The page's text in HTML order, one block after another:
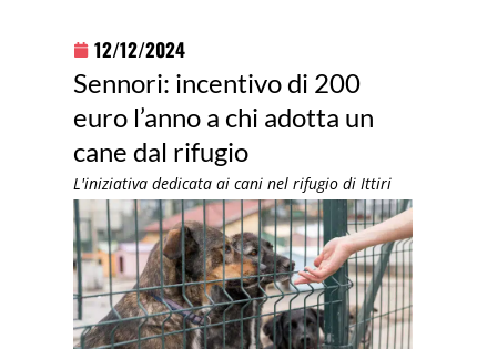
12/12/2024
Sennori: incentivo di 200
euro l’anno a chi adotta un
cane dal rifugio
L'iniziativa dedicata ai cani nel rifugio di Ittiri